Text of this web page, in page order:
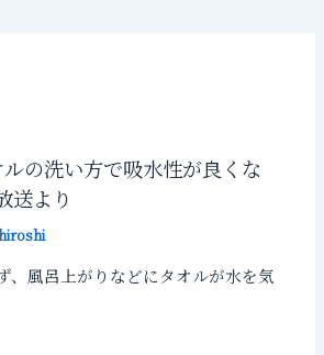
の洗い方で吸水性が良くな
送より
、風呂上がりなどにタオルが水を気